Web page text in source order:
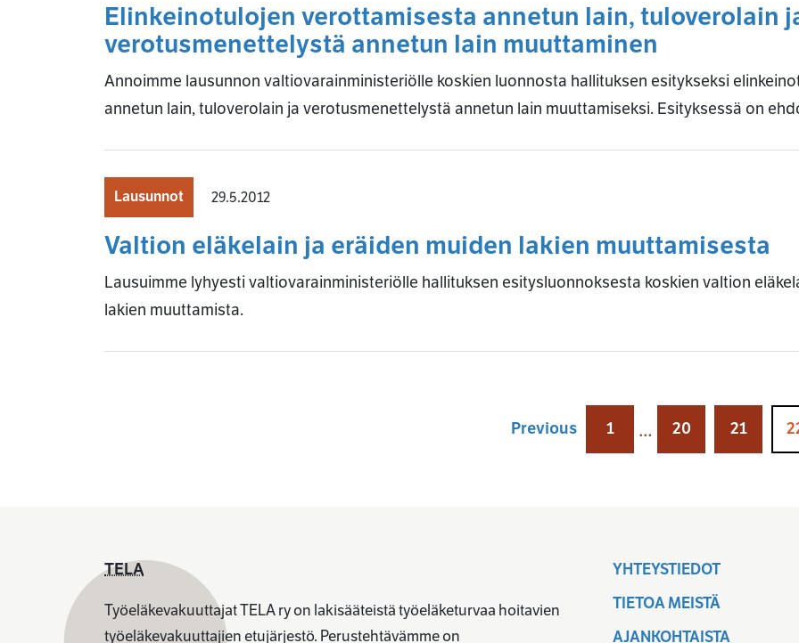
Elinkeinotulojen verottamisesta annetun lain, tuloverolain
verotusmenettelystä annetun lain muuttaminen
Annoimme lausunnon valtiovarainministeriölle koskien luonnosta hallituksen esitykseksi
annetun lain, tuloverolain ja verotusmenettelystä annetun lain muuttamiseksi. Esityksessä on
Lausunnot 29.5.2012
Valtion eläkelain ja eräiden muiden lakien muuttamisesta
Lausuimme lyhyesti valtiovarainministeriölle hallituksen esitysluonnoksesta koskien valtion
lakien muuttamista.
Previous 1 … 20 21
TELA
Työeläkevakuuttajat TELA ry on lakisääteistä työeläketurvaa hoitavien
työeläkevakuuttajien etujärjestö. Perustehtävämme on
YHTEYSTIEDOT
TIETOA MEISTÄ
AJANKOHTAISTA